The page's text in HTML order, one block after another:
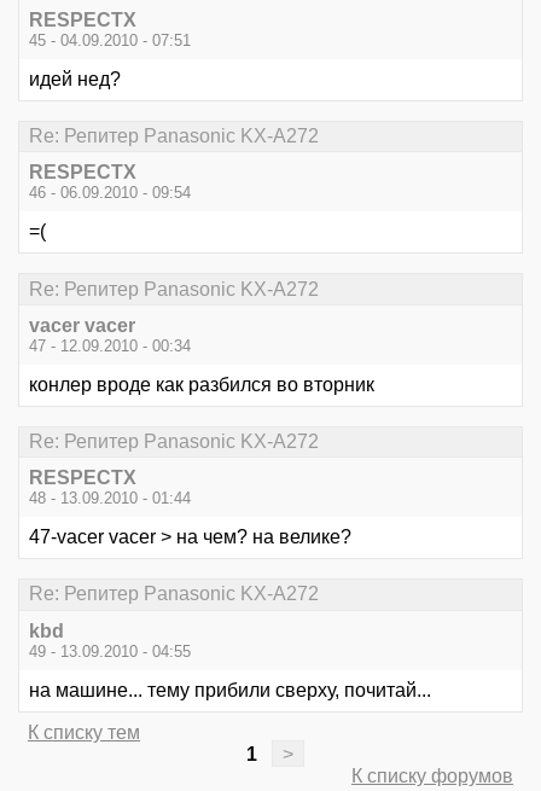
RESPECTX
45 - 04.09.2010 - 07:51
идей нед?
Re: Репитер Panasonic KX-A272
RESPECTX
46 - 06.09.2010 - 09:54
=(
Re: Репитер Panasonic KX-A272
vacer vacer
47 - 12.09.2010 - 00:34
конлер вроде как разбился во вторник
Re: Репитер Panasonic KX-A272
RESPECTX
48 - 13.09.2010 - 01:44
47-vacer vacer > на чем? на велике?
Re: Репитер Panasonic KX-A272
kbd
49 - 13.09.2010 - 04:55
на машине... тему прибили сверху, почитай...
К списку тем
1
>
К списку форумов